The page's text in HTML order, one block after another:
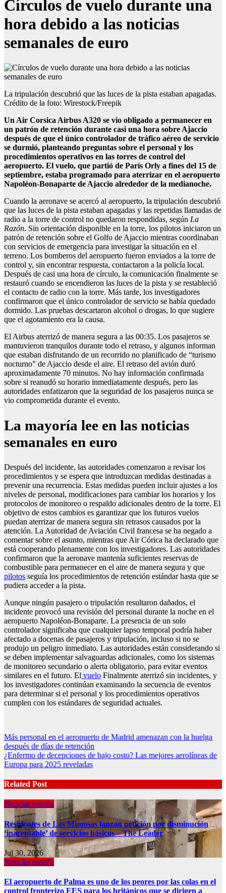
Círculos de vuelo durante una
hora debido a las noticias
semanales de euro
La tripulación descubrió que las luces de la pista estaban apagadas.
Crédito de la foto: Wirestock/Freepik
Un Air Corsica Airbus A320 se vio obligado a permanecer en
un patrón de retención durante casi una hora sobre Ajaccio
después de que el único controlador de tráfico aéreo de servicio
se durmió, planteando preguntas sobre el personal y los
procedimientos operativos en las torres de control del
aeropuerto. El vuelo, que partió de París Orly a fines del 15 de
septiembre, estaba programado para aterrizar en el aeropuerto
Napoléon-Bonaparte de Ajaccio alrededor de la medianoche.
Cuando la aeronave se acercó al aeropuerto, la tripulación descubrió
que las luces de la pista estaban apagadas y las repetidas llamadas de
radio a la torre de control no quedaron respondidas, según La
Razón. Sin orientación disponible en la torre, los pilotos iniciaron un
patrón de retención sobre el Golfo de Ajaccio mientras coordinaban
con servicios de emergencia para investigar la situación en el
terreno. Los bomberos del aeropuerto fueron enviados a la torre de
control y, sin encontrar respuesta, contactaron a la policía local.
Después de casi una hora de círculo, la comunicación finalmente se
restauró cuando se encendieron las luces de la pista y se restableció
el contacto de radio con la torre. Más tarde, los investigadores
confirmaron que el único controlador de servicio se había quedado
dormido. Las pruebas descartaron alcohol o drogas, lo que sugiere
que el agotamiento era la causa.
El Airbus aterrizó de manera segura a las 00:35. Los pasajeros se
mantuvieron tranquilos durante todo el retraso, y algunos informan
que estaban disfrutando de un recorrido no planificado de “turismo
nocturno” de Ajaccio desde el aire. El retraso del avión duró
aproximadamente 70 minutos. No hay información confirmada
sobre si reanudó su horario inmediatamente después, pero las
autoridades enfatizaron que la seguridad de los pasajeros nunca se
vio comprometida durante el evento.
La mayoría lee en las noticias
semanales en euro
Después del incidente, las autoridades comenzaron a revisar los
procedimientos y se espera que introduzcan medidas destinadas a
prevenir una recurrencia. Estas medidas pueden incluir ajustes a los
niveles de personal, modificaciones para cambiar los horarios y los
protocolos de monitoreo o respaldo adicionales dentro de la torre. El
objetivo de estos cambios es garantizar que los futuros vuelos
puedan aterrizar de manera segura sin retrasos causados ​​por la
atención. La Autoridad de Aviación Civil francesa se ha negado a
comentar sobre el asunto, mientras que Air Córica ha declarado que
está cooperando plenamente con los investigadores. Las autoridades
confirmaron que la aeronave mantenía suficientes reservas de
combustible para permanecer en el aire de manera segura y que
pilotos seguía los procedimientos de retención estándar hasta que se
pudiera acceder a la pista.
Aunque ningún pasajero o tripulación resultaron dañados, el
incidente provocó una revisión del personal durante la noche en el
aeropuerto Napoléon-Bonaparte. La presencia de un solo
controlador significaba que cualquier lapso temporal podría haber
afectado a docenas de pasajeros y tripulación, incluso si no se
produjo un peligro inmediato. Las autoridades están considerando si
se deben implementar salvaguardas adicionales, como los sistemas
de monitoreo secundario o alerta obligatorio, para evitar eventos
similares en el futuro. El vuelo Finalmente aterrizó sin incidentes, y
los investigadores continúan examinando la secuencia de eventos
para determinar si el personal y los procedimientos operativos
cumplen con los estándares de seguridad actuales.
Post
navigation
Más personal en el aeropuerto de Madrid amenazan con la huelga
después de días de retención
¿Enfermo de decepciones de bajo costo? Las mejores aerolíneas de
Europa para 2025 reveladas
Related Post
Noticias españa
Residentes de Las Mimosas lanzan petición por disminución
‘inaceptable’ de servicios básicos – The Leader
Jul 30, 2026
Noticias españa
El aeropuerto de Palma es uno de los peores por las colas en el
control fronterizo EES para los británicos que se dirigen a